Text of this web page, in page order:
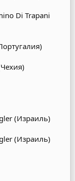
Di Trapani
(Израиль)
(Израиль)